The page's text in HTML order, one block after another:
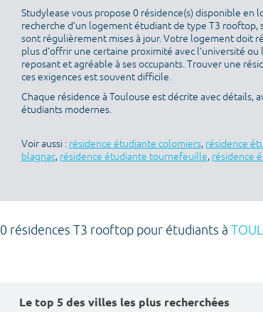
Studylease vous propose 0 résidence(s) disponible en
recherche d’un logement étudiant de type T3
sont régulièrement mises à jour. Votre logement doit
plus d’offrir une certaine proximité avec l’université
reposant et agréable à ses occupants. Trouver une
ces exigences est souvent difficile.
Chaque résidence à Toulouse est décrite avec détails,
étudiants modernes.
Voir aussi : résidence étudiante colomiers, résidence
blagnac, résidence étudiante tournefeuille, résidence
0 résidences T3 rooftop pour étudiants à
Le top 5 des villes les plus recherchées